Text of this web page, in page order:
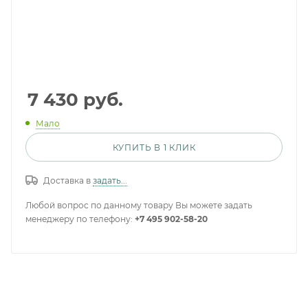
7 430 руб.
Мало
КУПИТЬ В 1 КЛИК
Доставка в задать...
Любой вопрос по данному товару Вы можете задать
менеджеру по телефону: +7 495 902-58-20